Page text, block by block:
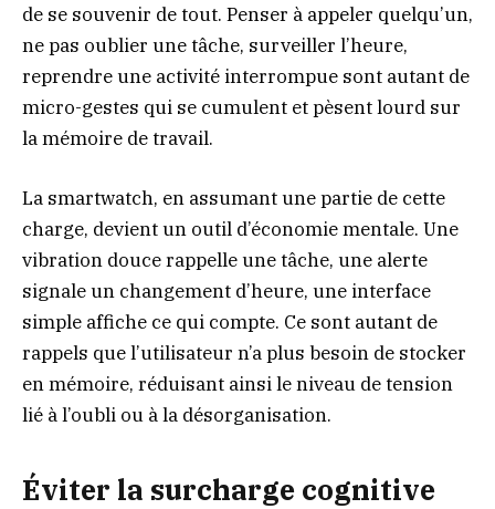
de se souvenir de tout. Penser à appeler quelqu’un,
ne pas oublier une tâche, surveiller l’heure,
reprendre une activité interrompue sont autant de
micro-gestes qui se cumulent et pèsent lourd sur
la mémoire de travail.
La smartwatch, en assumant une partie de cette
charge, devient un outil d’économie mentale. Une
vibration douce rappelle une tâche, une alerte
signale un changement d’heure, une interface
simple affiche ce qui compte. Ce sont autant de
rappels que l’utilisateur n’a plus besoin de stocker
en mémoire, réduisant ainsi le niveau de tension
lié à l’oubli ou à la désorganisation.
Éviter la surcharge cognitive